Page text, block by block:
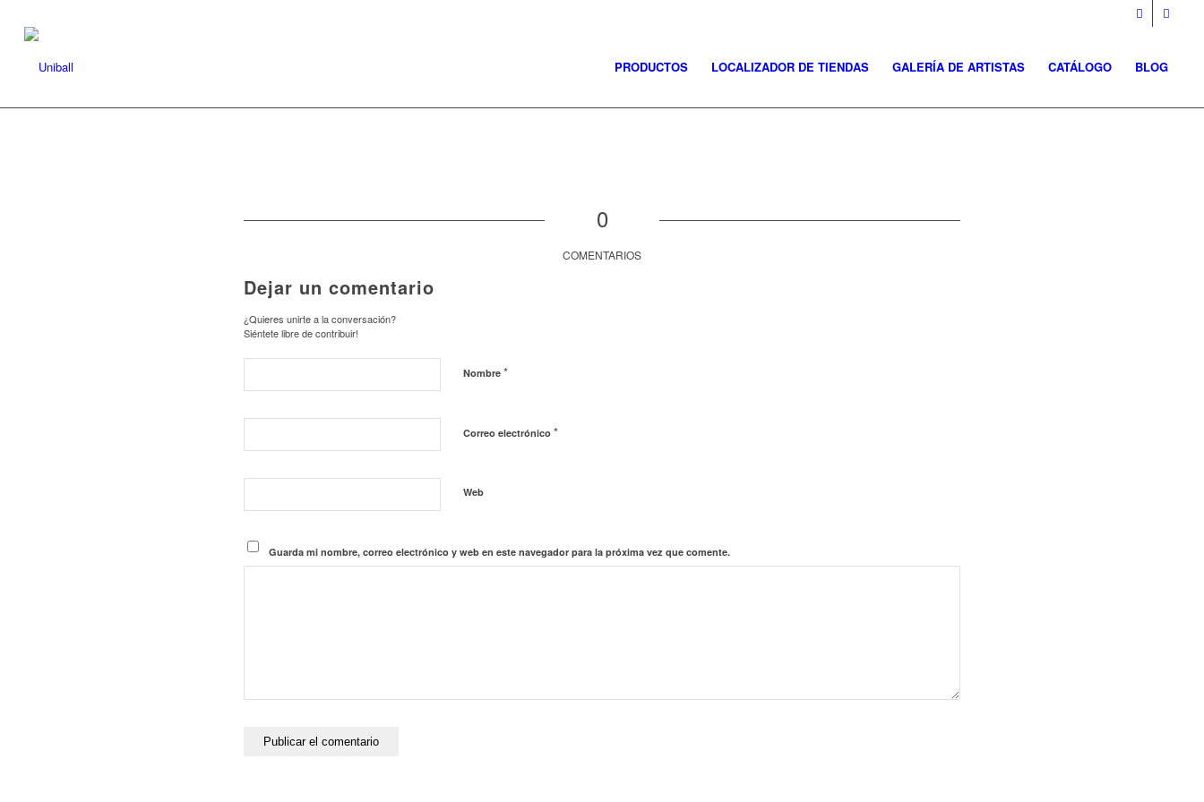
PRODUCTOS LOCALIZADOR DE TIENDAS GALERÍA DE ARTISTAS CATÁLOGO BLOG
0
COMENTARIOS
Dejar un comentario
¿Quieres unirte a la conversación?
Siéntete libre de contribuir!
Nombre *
Correo electrónico *
Web
Guarda mi nombre, correo electrónico y web en este navegador para la próxima vez que comente.